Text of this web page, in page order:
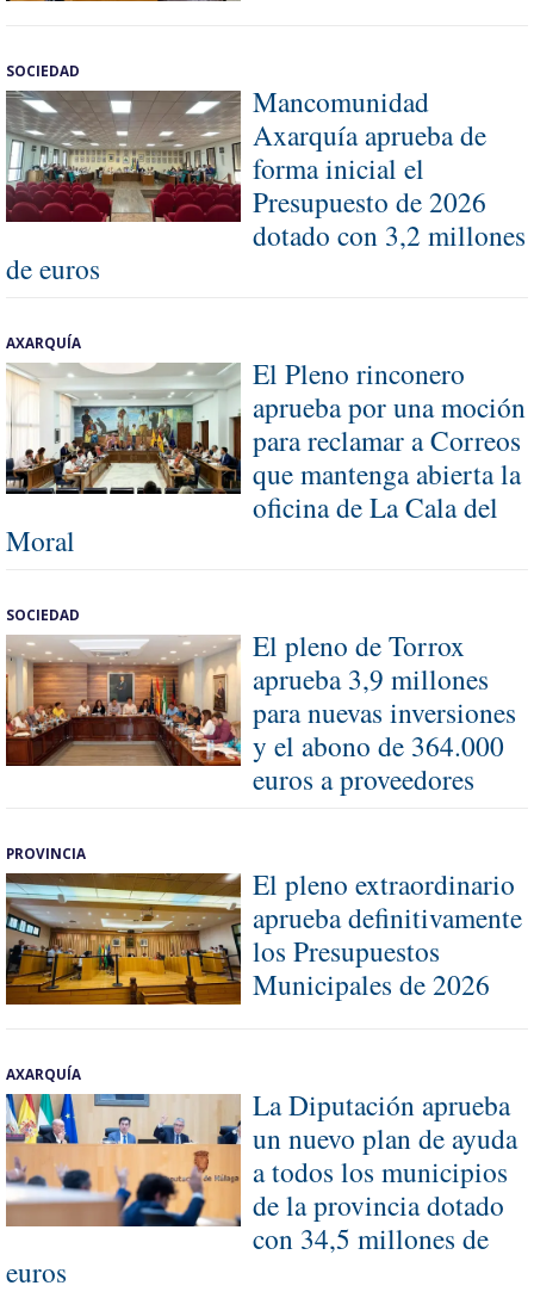
SOCIEDAD
Mancomunidad
Axarquía aprueba de
forma inicial el
Presupuesto de 2026
dotado con 3,2 millones
de euros
AXARQUÍA
El Pleno rinconero
aprueba por una moción
para reclamar a Correos
que mantenga abierta la
oficina de La Cala del
Moral
SOCIEDAD
El pleno de Torrox
aprueba 3,9 millones
para nuevas inversiones
y el abono de 364.000
euros a proveedores
PROVINCIA
El pleno extraordinario
aprueba definitivamente
los Presupuestos
Municipales de 2026
AXARQUÍA
La Diputación aprueba
un nuevo plan de ayuda
a todos los municipios
de la provincia dotado
con 34,5 millones de
euros